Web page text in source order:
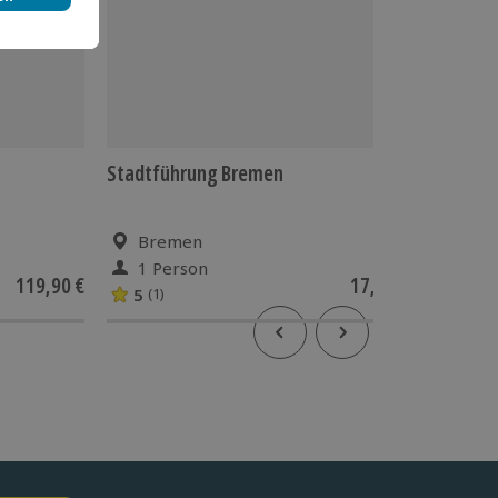
119,90 €
Stadtführung Bremen
Bremen
1 Person
5 (1) 17,90 €